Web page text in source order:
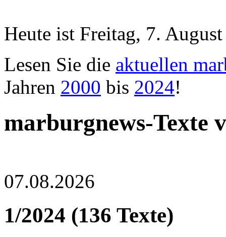
Heute ist Freitag, 7.
Lesen Sie die aktuellen
Jahren 2000 bis 2024!
marburgnews-Texte
07.08.2026
1/2024 (136 Texte)